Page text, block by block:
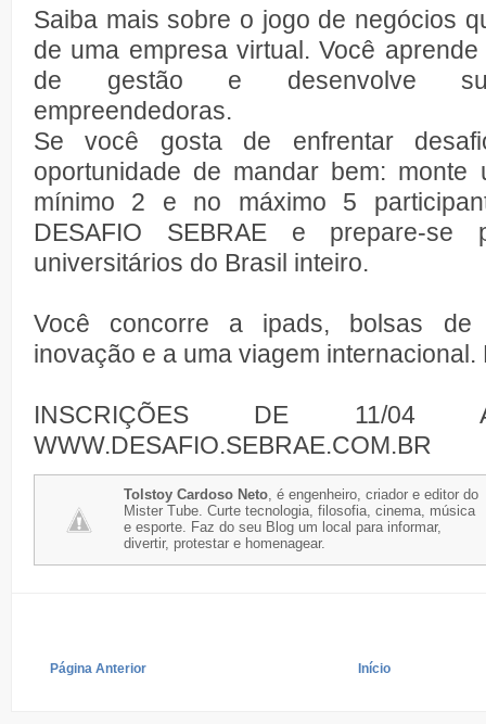
Saiba mais sobre o jogo de negócios
de uma empresa virtual. Você
de gestão e desenvolve
empreendedoras.
Se você gosta de enfrentar
oportunidade de mandar bem: monte
mínimo 2 e no máximo 5
DESAFIO SEBRAE e prepare-se
universitários do Brasil inteiro.
Você concorre a ipads, bolsas de
inovação e a uma viagem internacional.
INSCRIÇÕES DE 11/
WWW.DESAFIO.SEBRAE.COM.BR
Tolstoy Cardoso Neto, é engenheiro, criador e editor do
Mister Tube. Curte tecnologia, filosofia, cinema, música
e esporte. Faz do seu Blog um local para informar,
divertir, protestar e homenagear.
Página Anterior Início